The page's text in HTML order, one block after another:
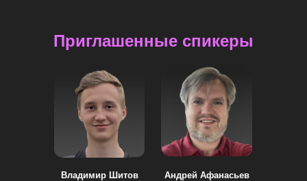
Приглашенные спикеры
Владимир Шитов Андрей Афанасьев